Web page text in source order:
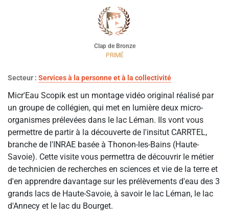
Clap de Bronze
PRIMÉ
Secteur : Services à la personne et à la collectivité
Micr'Eau Scopik est un montage vidéo original réalisé par
un groupe de collégien, qui met en lumière deux micro-
organismes prélevées dans le lac Léman. Ils vont vous
permettre de partir à la découverte de l'insitut CARRTEL,
branche de l'INRAE basée à Thonon-les-Bains (Haute-
Savoie). Cette visite vous permettra de découvrir le métier
de technicien de recherches en sciences et vie de la terre et
d'en apprendre davantage sur les prélèvements d'eau des 3
grands lacs de Haute-Savoie, à savoir le lac Léman, le lac
d'Annecy et le lac du Bourget.